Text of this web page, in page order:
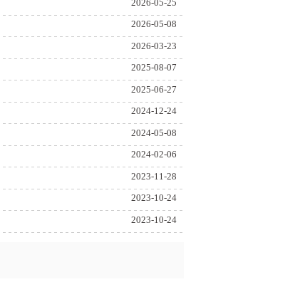
2026-05-25
2026-05-08
2026-03-23
2025-08-07
2025-06-27
2024-12-24
2024-05-08
2024-02-06
2023-11-28
2023-10-24
2023-10-24